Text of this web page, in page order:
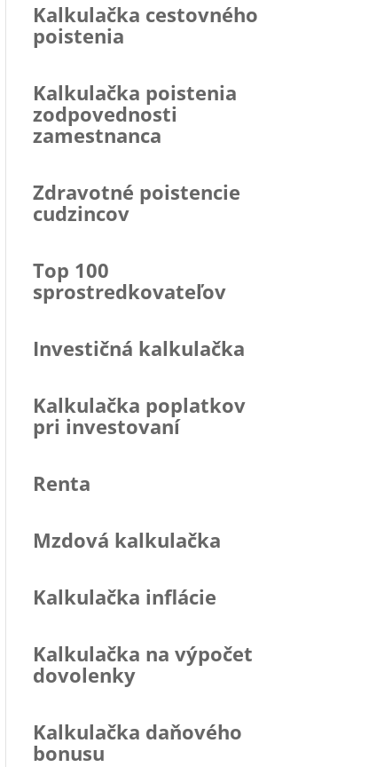
Kalkulačka cestovného
poistenia
Kalkulačka poistenia
zodpovednosti
zamestnanca
Zdravotné poistencie
cudzincov
Top 100
sprostredkovateľov
Investičná kalkulačka
Kalkulačka poplatkov
pri investovaní
Renta
Mzdová kalkulačka
Kalkulačka inflácie
Kalkulačka na výpočet
dovolenky
Kalkulačka daňového
bonusu